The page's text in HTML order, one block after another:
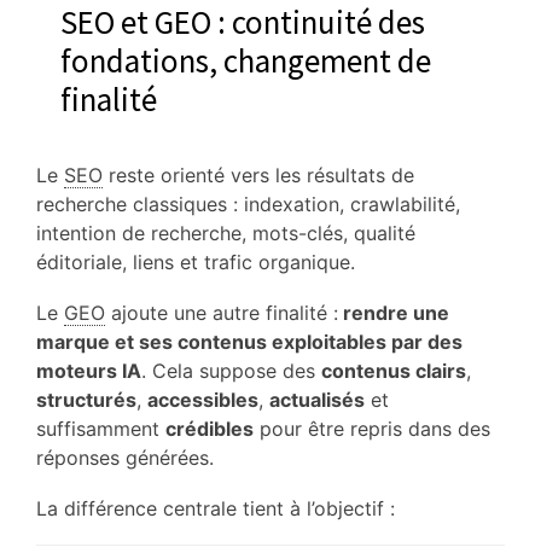
SEO et GEO : continuité des
fondations, changement de
finalité
Le SEO reste orienté vers les résultats de
recherche classiques : indexation, crawlabilité,
intention de recherche, mots-clés, qualité
éditoriale, liens et trafic organique.
Le GEO ajoute une autre finalité : rendre une
marque et ses contenus exploitables par des
moteurs IA. Cela suppose des contenus clairs,
structurés, accessibles, actualisés et
suffisamment crédibles pour être repris dans des
réponses générées.
La différence centrale tient à l’objectif :